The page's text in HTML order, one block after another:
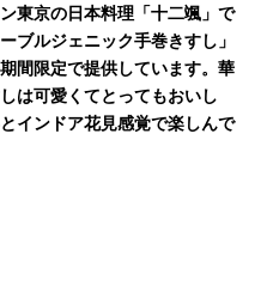
東京の日本料理「十二颯」で
ブルジェニック手巻きすし」
間限定で提供しています。華
は可愛くてとってもおいし
インドア花見感覚で楽しんで